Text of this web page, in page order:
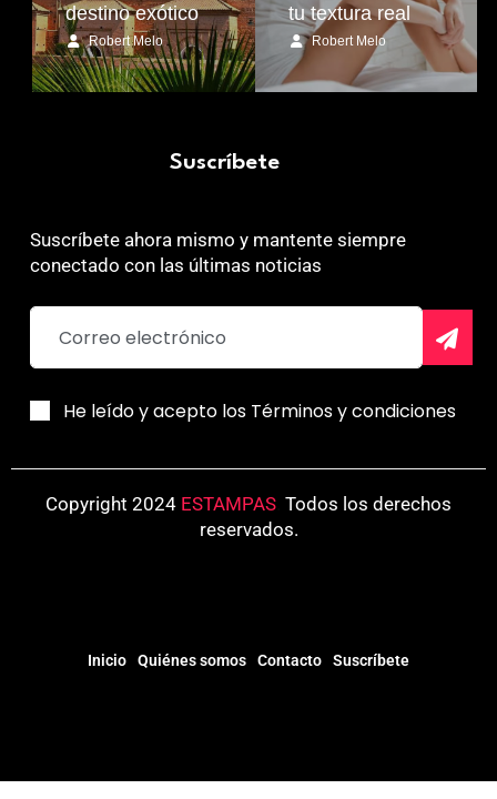
destino exótico
Robert Melo
tu textura real
Robert Melo
Suscríbete
Suscríbete ahora mismo y mantente siempre
conectado con las últimas noticias
He leído y acepto los Términos y condiciones
Copyright 2024 ESTAMPAS Todos los derechos
reservados.
Inicio Quiénes somos Contacto Suscríbete